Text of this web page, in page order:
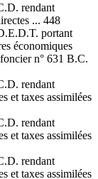
rendant
... 448
portant
économiques
n° 631 B.C.
rendant
et taxes assimilées
rendant
et taxes assimilées
rendant
et taxes assimilées